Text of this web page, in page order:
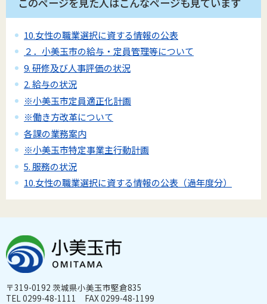
10.女性の職業選択に資する情報の公表
２．小美玉市の給与・定員管理等について
9. 研修及び人事評価の状況
2. 給与の状況
※小美玉市定員適正化計画
※働き方改革について
各課の業務案内
※小美玉市特定事業主行動計画
5. 服務の状況
10.女性の職業選択に資する情報の公表（過年度分）
〒319-0192 茨城県小美玉市堅倉835
TEL 0299-48-1111 FAX 0299-48-1199